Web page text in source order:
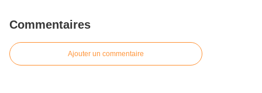
Commentaires
Ajouter un commentaire